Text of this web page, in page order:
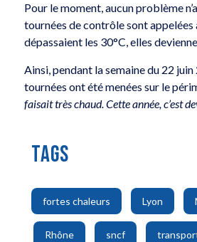
Pour le moment, aucun problème
tournées de contrôle sont
dépassaient les 30°C, elles
Ainsi, pendant la semaine du 22
tournées ont été menées sur le
faisait très chaud. Cette année, c’est
TAGS
fortes chaleurs
,
Lyon
,
,
Rhône
,
sncf
,